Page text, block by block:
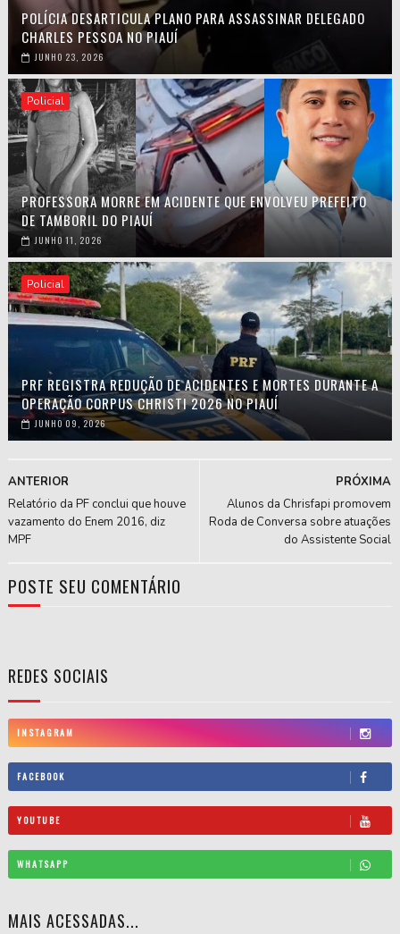
POLÍCIA DESARTICULA PLANO PARA ASSASSINAR DELEGADO
CHARLES PESSOA NO PIAUÍ
JUNHO 23, 2026
Policial
PROFESSORA MORRE EM ACIDENTE QUE ENVOLVEU PREFEITO
DE TAMBORIL DO PIAUÍ
JUNHO 11, 2026
Policial
PRF REGISTRA REDUÇÃO DE ACIDENTES E MORTES DURANTE A
OPERAÇÃO CORPUS CHRISTI 2026 NO PIAUÍ
JUNHO 09, 2026
PRÓXIMA
Alunos da Chrisfapi promovem
Roda de Conversa sobre atuações
do Assistente Social
ANTERIOR
Relatório da PF conclui que houve
vazamento do Enem 2016, diz
MPF
POSTE SEU COMENTÁRIO
REDES SOCIAIS
INSTAGRAM
FACEBOOK
YOUTUBE
WHATSAPP
MAIS ACESSADAS...